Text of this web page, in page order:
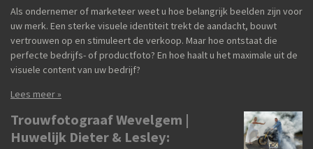
Als ondernemer of marketeer weet u hoe belangrijk beelden zijn voor
uw merk. Een sterke visuele identiteit trekt de aandacht, bouwt
vertrouwen op en stimuleert de verkoop. Maar hoe ontstaat die
perfecte bedrijfs- of productfoto? En hoe haalt u het maximale uit de
visuele content van uw bedrijf?
Lees meer »
Trouwfotograaf Wevelgem |
Huwelijk Dieter & Lesley: